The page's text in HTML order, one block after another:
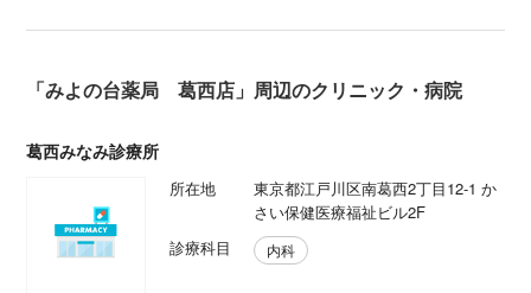
「みよの台薬局 葛西店」周辺のクリニック・病院
葛西みなみ診療所
所在地
東京都江戸川区南葛西2丁目12-1 か
さい保健医療福祉ビル2F
診療科目
内科